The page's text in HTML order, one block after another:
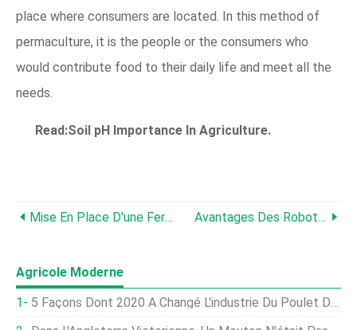
place where consumers are located. In this method of
permaculture, it is the people or the consumers who
would contribute food to their daily life and meet all the
needs.
Read:Soil pH Importance In Agriculture.
Mise En Place D'une Ferme De Permaculture, Jardinez Par Vous-Même Avantages Des Robots Agricoles, Automatisation, Histoire, Futur
Agricole Moderne
5 Façons Dont 2020 A Changé L'industrie Du Poulet De Basse-Cour